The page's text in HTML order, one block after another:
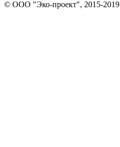
© ООО "Эко-проект", 2015-2019